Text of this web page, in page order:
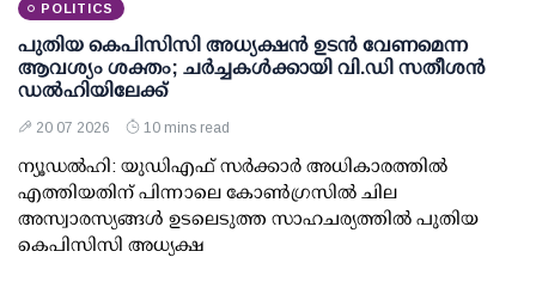
POLITICS
പുതിയ കെപിസിസി അധ്യക്ഷന്‍ ഉടന്‍ വേണമെന്ന
ആവശ്യം ശക്തം; ചര്‍ച്ചകള്‍ക്കായി വി.ഡി സതീശന്‍
ഡല്‍ഹിയിലേക്ക്
20 07 2026 10 mins read
ന്യൂഡല്‍ഹി: യുഡിഎഫ് സര്‍ക്കാര്‍ അധികാരത്തില്‍
എത്തിയതിന് പിന്നാലെ കോണ്‍ഗ്രസില്‍ ചില
അസ്വാരസ്യങ്ങള്‍ ഉടലെടുത്ത സാഹചര്യത്തില്‍ പുതിയ
കെപിസിസി അധ്യക്ഷ